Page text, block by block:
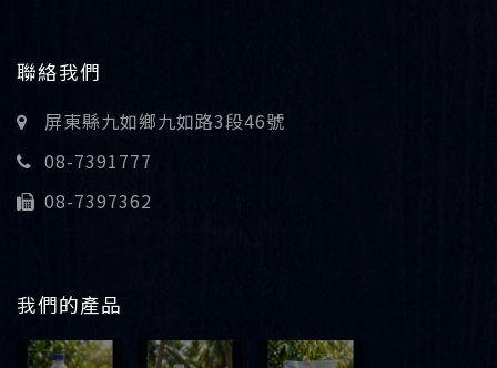
聯絡我們
屏東縣九如鄉九如路3段46號
08-7391777
08-7397362
我們的產品